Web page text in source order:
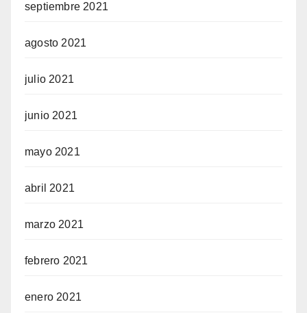
septiembre 2021
agosto 2021
julio 2021
junio 2021
mayo 2021
abril 2021
marzo 2021
febrero 2021
enero 2021